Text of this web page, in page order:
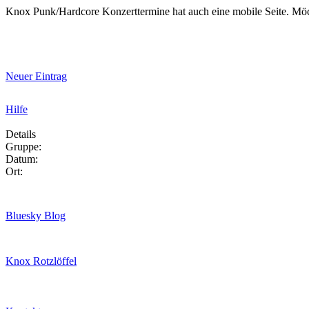
Knox Punk/Hardcore Konzerttermine hat auch eine mobile Seite.
Neuer Eintrag
Hilfe
Details
Gruppe:
Datum:
Ort:
Bluesky Blog
Knox Rotzlöffel